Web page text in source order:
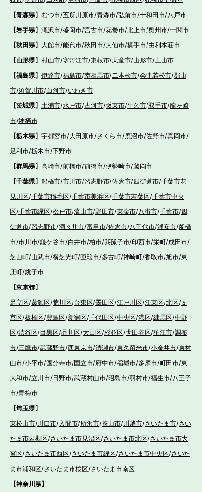
【青森県】 むつ市/五所川原市/青森市/弘前市/十和田市/八戸市
【岩手県】 滝沢市/盛岡市/宮古市/花巻市/北上市/奥州市/一関市
【秋田県】 大館市/能代市/秋田市/大仙市/横手市/由利本荘市
【山形県】 村山市/寒河江市/東根市/天童市/山形市/ 上山市
【福島県】 伊達市/福島市/南相馬市/二本松市/会津若松市/郡山
市/須賀川市/白河市/いわき市
【茨城県】 土浦市/水戸市/古河市/坂東市/牛久市/取手市/龍ヶ崎
市/神栖市
【栃木県】 宇都宮市/大田原市/さくら市/鹿沼市/佐野市/真岡市/
足利市/栃木市/下野市
【群馬県】 高崎市/前橋市/前橋市/伊勢崎市/藤岡市
【千葉県】 船橋市/市川市/習志野市/佐倉市/四街道市/千葉市花
見川区/千葉市稲毛区/千葉市美浜区/千葉市若葉区/千葉市中央
区/千葉市緑区/松戸市/流山市/野田市/東金市/八街市/千葉市/四
街道市/習志野市/酒々井市/富里市/佐倉市/八千代市/浦安市/船橋
市/市川市/鎌ケ谷市/白井市/柏市/我孫子市/印西市/栄町/成田市/
芝山町/山武市/横芝光町/匝瑳市/多古町/神崎町/香取市/旭市/東
庄町/銚子市
【東京都】
足立区/葛飾区/荒川区/台東区/墨田区/江戸川区/江東区/北区/文
京区/板橋区/豊島区/新宿区/千代田区/中央区/港区/練馬区/中野
区/渋谷区/目黒区/品川区/大田区/杉並区/世田谷区/狛江市/調布
市/三鷹市/武蔵野市/西東京市/清瀬市/東久留米市/小金井市/東村
山市/小平市/国分寺市/国立市/府中市/稲城市/多摩市/町田市/東
大和市/立川市/日野市/武蔵村山市/昭島市/羽村市/福生市/八王子
市/青梅市
【埼玉県】
東松山市/川口市/入間市/所沢市/挟山市/川越市/さいたま市/さい
たま市岩槻区/さいたま市見沼区/さいたま市北区/さいたま市大
宮区/さいたま市西区/さいたま市緑区/さいたま市中央区/さいた
ま市浦和区/さいたま市桜区/さいたま市南区
【神奈川県】